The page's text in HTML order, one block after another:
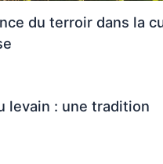
du terroir dans la
levain : une tradition